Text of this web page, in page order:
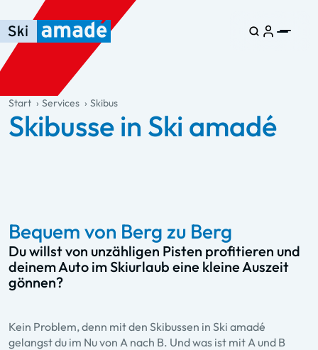
Zum Haupt-Inhalt springen
Springe zur Tabelle
Zur Haupt-Navigation springen
general.table-of-content
Start Services Skibus
Skibusse in Ski amadé
Bequem von Berg zu Berg
Du willst von unzähligen Pisten profitieren und
deinem Auto im Skiurlaub eine kleine Auszeit
gönnen?
Kein Problem, denn mit den Skibussen in Ski amadé
gelangst du im Nu von A nach B. Und was ist mit A und B